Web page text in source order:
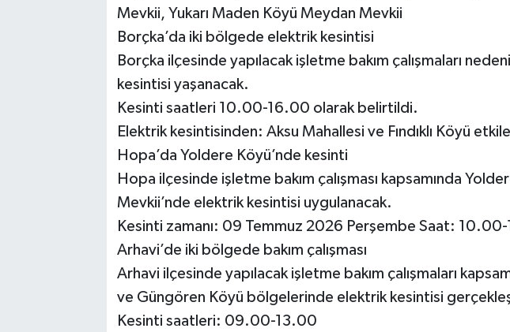
Mevkii, Yukarı Maden Köyü Meydan Mevkii
Borçka’da iki bölgede elektrik kesintisi
Borçka ilçesinde yapılacak işletme bakım çalışmaları
kesintisi yaşanacak.
Kesinti saatleri 10.00-16.00 olarak belirtildi.
Elektrik kesintisinden: Aksu Mahallesi ve Fındıklı Köyü
Hopa’da Yoldere Köyü’nde kesinti
Hopa ilçesinde işletme bakım çalışması kapsamında
Mevkii’nde elektrik kesintisi uygulanacak.
Kesinti zamanı: 09 Temmuz 2026 Perşembe Saat:
Arhavi’de iki bölgede bakım çalışması
Arhavi ilçesinde yapılacak işletme bakım çalışmaları
ve Güngören Köyü bölgelerinde elektrik kesintisi
Kesinti saatleri: 09.00-13.00